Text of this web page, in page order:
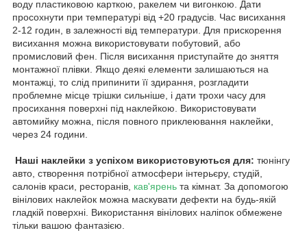
воду пластиковою карткою, ракелем чи вигонкою. Дати
просохнути при температурі від +20 градусів. Час висихання
2-12 годин, в залежності від температури. Для прискорення
висихання можна використовувати побутовий, або
промисловий фен. Після висихання приступайте до зняття
монтажної плівки. Якщо деякі елементи залишаються на
монтажці, то слід припинити її здирання, розгладити
проблемне місце трішки сильніше, і дати трохи часу для
просихання поверхні під наклейкою. Використовувати
автомийку можна, після повного приклеювання наклейки,
через 24 години.
Наші наклейки з успіхом використовуються для: тюнінгу
авто, створення потрібної атмосфери інтерьєру, студій,
салонів краси, ресторанів, кав'ярень та кімнат. За допомогою
вінілових наклейок можна маскувати дефекти на будь-якій
гладкій поверхні. Використання вінілових наліпок обмежене
тільки вашою фантазією.